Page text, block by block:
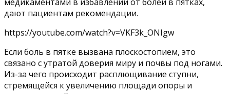
дают пациентам рекомендации.
https://youtube.com/watch?v=VKF3k_ONIgw
Если боль в пятке вызвана плоскостопием, это
связано с утратой доверия миру и почвы под ногами.
Из-за чего происходит расплющивание ступни,
стремящейся к увеличению площади опоры и